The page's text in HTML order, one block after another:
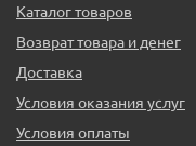
Каталог товаров
Возврат товара и денег
Доставка
Условия оказания услуг
Условия оплаты